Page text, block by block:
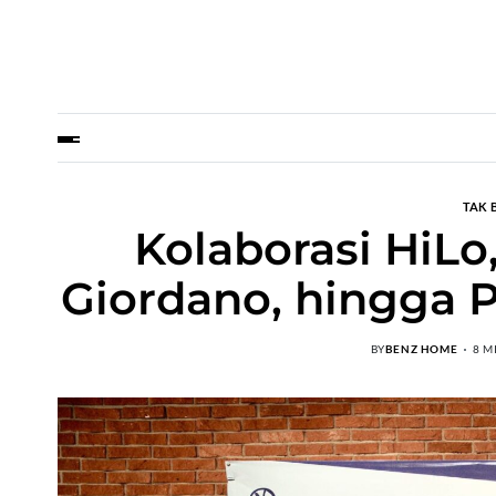
TAK
Kolaborasi
Giordano, hingga
BYBENZ HOME 8